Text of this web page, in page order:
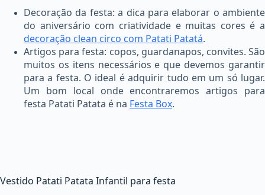
Decoração da festa: a dica para elaborar o ambiente
do aniversário com criatividade e muitas cores é a
decoração clean circo com Patati Patatá.
Artigos para festa: copos, guardanapos, convites. São
muitos os itens necessários e que devemos garantir
para a festa. O ideal é adquirir tudo em um só lugar.
Um bom local onde encontraremos artigos para
festa Patati Patata é na Festa Box.
Vestido Patati Patata Infantil para festa